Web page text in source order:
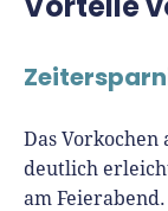
Das
deutlich
am